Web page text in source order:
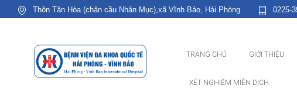
Thôn Tân Hòa (chân cầu Nhân Mục),xã Vĩnh Bảo, Hải Phòng 0225-
TRANG CHỦ GIỚI THIỆU
XÉT NGHIỆM MIỄN DỊCH